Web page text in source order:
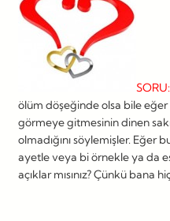
SORU:
ölüm döşeğinde olsa bile eğer
görmeye gitmesinin dinen
olmadığını söylemişler. Eğer
ayetle veya bi örnekle ya da
açıklar mısınız? Çünkü bana